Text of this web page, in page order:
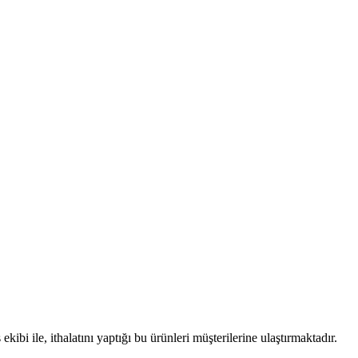
ile, ithalatını yaptığı bu ürünleri müşterilerine ulaştırmaktadır.